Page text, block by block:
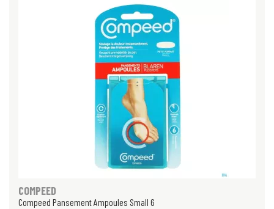
COMPEED
Compeed Pansement Ampoules Small 6